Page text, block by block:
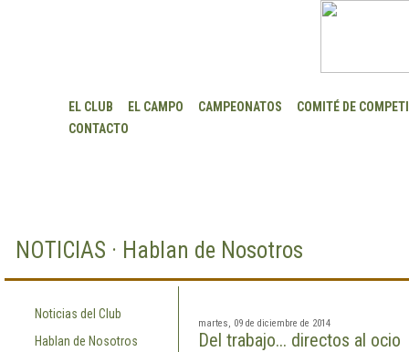
EL CLUB EL CAMPO CAMPEONATOS
COMITÉ DE
CONTACTO
NOTICIAS · Hablan de Nosotros
Noticias del Club
Hablan de Nosotros
martes, 09 de diciembre de 2014
Del trabajo... directos al ocio